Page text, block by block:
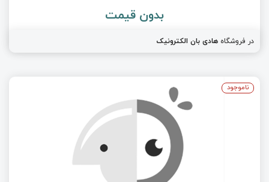
بدون قیمت
در فروشگاه هادی بان الکترونیک
ناموجود